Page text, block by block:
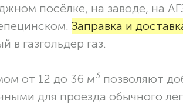
посёлке, на заводе, на
Заправка и
в газгольдер газ.
от 12 до 36 м3 позволяют
для проезда обычного